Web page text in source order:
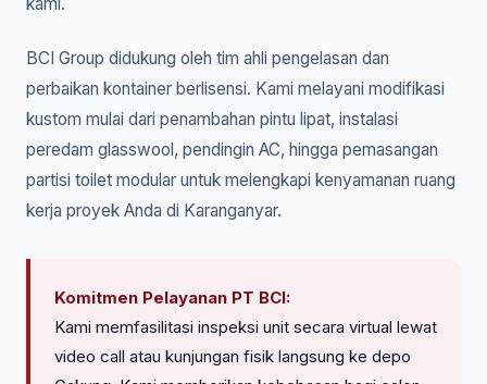
BCI Group didukung oleh tim ahli pengelasan dan
perbaikan kontainer berlisensi. Kami melayani modifikasi
kustom mulai dari penambahan pintu lipat, instalasi
peredam glasswool, pendingin AC, hingga pemasangan
partisi toilet modular untuk melengkapi kenyamanan ruang
kerja proyek Anda di Karanganyar.
Komitmen Pelayanan PT BCI:
Kami memfasilitasi inspeksi unit secara virtual lewat
video call atau kunjungan fisik langsung ke depo